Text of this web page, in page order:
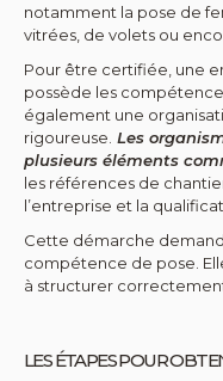
notamment la pose de
vitrées, de volets ou
Pour être certifiée, une
possède les
également une
rigoureuse. Les
plusieurs éléments
les références de
l’entreprise et la
Cette démarche
compétence de pose.
à structurer
LES ÉTAPES POUR